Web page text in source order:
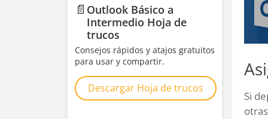
📄 Outlook Básico a
Intermedio Hoja de
trucos
Consejos rápidos y atajos gratuitos
para usar y compartir.
Descargar Hoja de trucos
Si